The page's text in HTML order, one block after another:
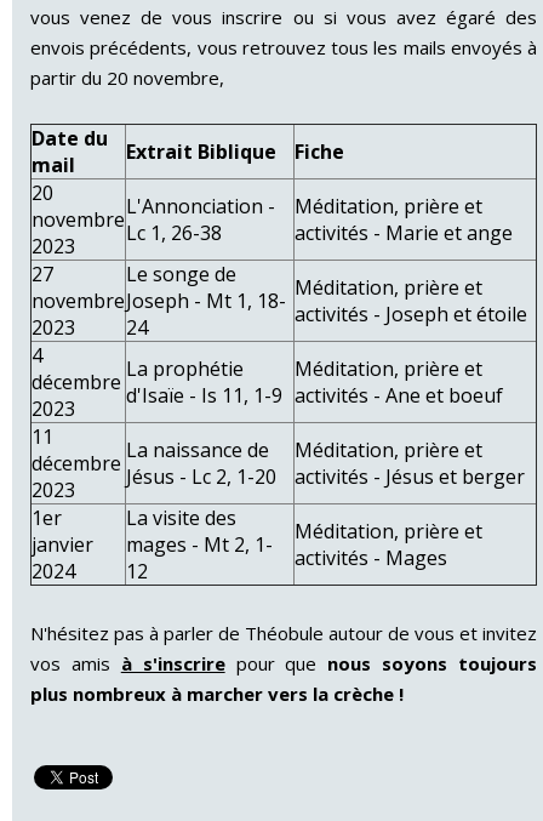
vous venez de vous inscrire ou si vous avez égaré des
envois précédents, vous retrouvez tous les mails envoyés à
partir du 20 novembre,
Date du
mail
Extrait Biblique
Fiche
20
novembre
2023
L'Annonciation -
Lc 1, 26-38
Méditation, prière et
activités - Marie et ange
27
novembre
2023
Le songe de
Joseph - Mt 1, 18-
24
Méditation, prière et
activités - Joseph et étoile
4
décembre
2023
La prophétie
d'Isaïe - Is 11, 1-9
Méditation, prière et
activités - Ane et boeuf
11
décembre
2023
La naissance de
Jésus - Lc 2, 1-20
Méditation, prière et
activités - Jésus et berger
1er
janvier
2024
La visite des
mages - Mt 2, 1-
12
Méditation, prière et
activités - Mages
N'hésitez pas à parler de Théobule autour de vous et invitez
vos amis à s'inscrirepour que nous soyons toujours
plus nombreux à marcher vers la crèche !